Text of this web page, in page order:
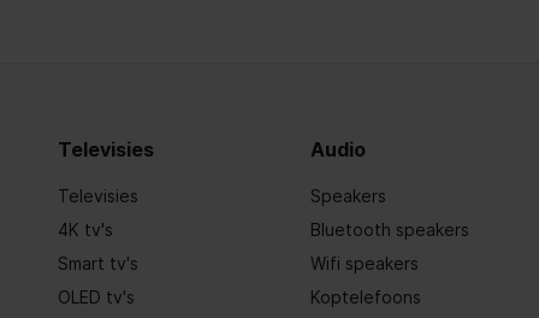
Geluidsniveau 62 dB(A)
Energieverbruik in de uitstand (2010/30/EU)
Televisies
Televisies
4K tv's
Smart tv's
OLED tv's
Audio
Speakers
Bluetooth speakers
Wifi speakers
Koptelefoons